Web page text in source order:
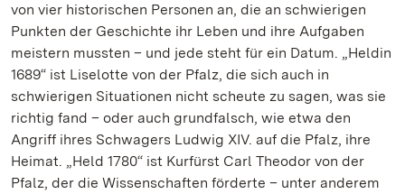
von vier historischen Personen an, die an schwierigen
Punkten der Geschichte ihr Leben und ihre Aufgaben
meistern mussten – und jede steht für ein Datum. „Heldin
1689“ ist Liselotte von der Pfalz, die sich auch in
schwierigen Situationen nicht scheute zu sagen, was sie
richtig fand – oder auch grundfalsch, wie etwa den
Angriff ihres Schwagers Ludwig XIV. auf die Pfalz, ihre
Heimat. „Held 1780“ ist Kurfürst Carl Theodor von der
Pfalz, der die Wissenschaften förderte – unter anderem